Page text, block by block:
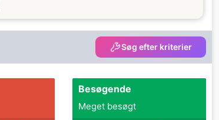
Søg efter kriterier
Besøgende
Meget besøgt